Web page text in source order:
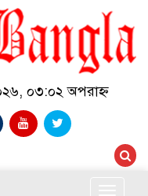
০৩:০২ অপরাহ্ন